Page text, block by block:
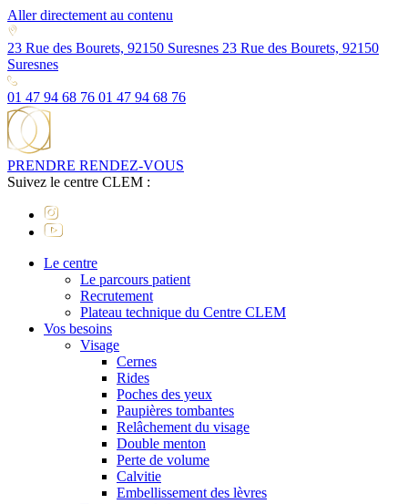
Aller directement au contenu
23 Rue des Bourets, 92150 Suresnes 23 Rue des Bourets, 92150
Suresnes
01 47 94 68 76 01 47 94 68 76
PRENDRE RENDEZ-VOUS
Suivez le centre CLEM :
Le centre
Le parcours patient
Recrutement
Plateau technique du Centre CLEM
Vos besoins
Visage
Cernes
Rides
Poches des yeux
Paupières tombantes
Relâchement du visage
Double menton
Perte de volume
Calvitie
Embellissement des lèvres